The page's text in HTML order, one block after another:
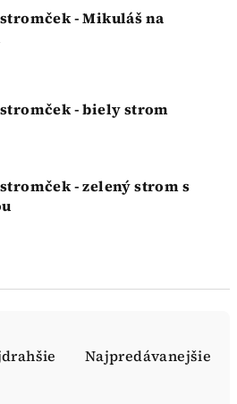
- Mikuláš na
stromček - biely strom
- zelený strom s
Najpredávanejšie